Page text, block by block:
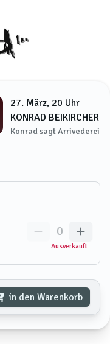
27. März, 20 Uhr
KONRAD BEIKIRCHER
Konrad sagt Arrivederci
Ausverkauft
0
in den Warenkorb